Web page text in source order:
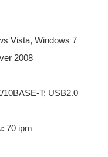
Vista, Windows 7
2008
10BASE-T; USB2.0
70 ipm